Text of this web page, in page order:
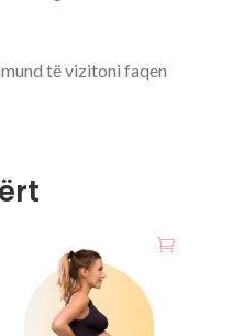
të vizitoni faqen